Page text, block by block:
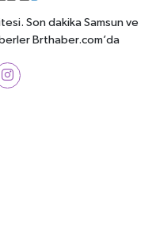
Son dakika Samsun ve
Brthaber.com’da